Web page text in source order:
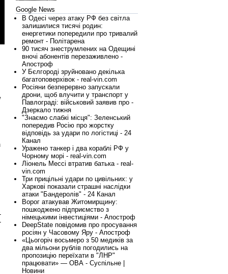
Google News
В Одесі через атаку РФ без світла
залишилися тисячі родин:
енергетики попередили про тривалий
ремонт - Політарена
90 тисяч знеструмлених на Одещині
вночі абонентів перезаживлено -
Апостроф
У Бєлгороді зруйновано декілька
багатоповерхівок - real-vin.com
Росіяни безперервно запускали
дрони, щоб влучити у транспорт у
Павлограді: військовий заявив про -
Дзеркало тижня
"Знаємо слабкі місця": Зеленський
попередив Росію про жорстку
відповідь за удари по логістиці - 24
Канал
Уражено танкер і два кораблі РФ у
Чорному морі - real-vin.com
Ліонель Мессі втратив батька - real-
vin.com
Три прицільні удари по цивільних: у
Харкові показали страшні наслідки
атаки "Бандеролів" - 24 Канал
Ворог атакував Житомирщину:
пошкоджено підприємство з
німецькими інвестиціями - Апостроф
DeepState повідомив про просування
росіян у Часовому Яру - Апостроф
«Цьогоріч восьмеро з 50 медиків за
два мільони рублів погодились на
пропозицію переїхати в "ЛНР"
працювати» — ОВА - Суспільне |
Новини